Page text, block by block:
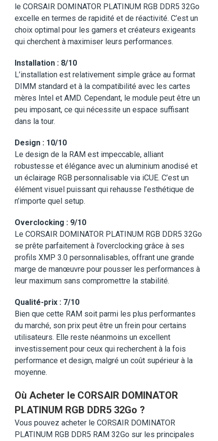
le CORSAIR DOMINATOR PLATINUM RGB DDR5 32Go
excelle en termes de rapidité et de réactivité. C’est un
choix optimal pour les gamers et créateurs exigeants
qui cherchent à maximiser leurs performances.
Installation : 8/10
L’installation est relativement simple grâce au format
DIMM standard et à la compatibilité avec les cartes
mères Intel et AMD. Cependant, le module peut être un
peu imposant, ce qui nécessite un espace suffisant
dans la tour.
Design : 10/10
Le design de la RAM est impeccable, alliant
robustesse et élégance avec un aluminium anodisé et
un éclairage RGB personnalisable via iCUE. C’est un
élément visuel puissant qui rehausse l’esthétique de
n’importe quel setup.
Overclocking : 9/10
Le CORSAIR DOMINATOR PLATINUM RGB DDR5 32Go
se prête parfaitement à l’overclocking grâce à ses
profils XMP 3.0 personnalisables, offrant une grande
marge de manœuvre pour pousser les performances à
leur maximum sans compromettre la stabilité.
Qualité-prix : 7/10
Bien que cette RAM soit parmi les plus performantes
du marché, son prix peut être un frein pour certains
utilisateurs. Elle reste néanmoins un excellent
investissement pour ceux qui recherchent à la fois
performance et design, malgré un coût supérieur à la
moyenne.
Où Acheter le CORSAIR DOMINATOR
PLATINUM RGB DDR5 32Go ?
Vous pouvez acheter le CORSAIR DOMINATOR
PLATINUM RGB DDR5 RAM 32Go sur les principales